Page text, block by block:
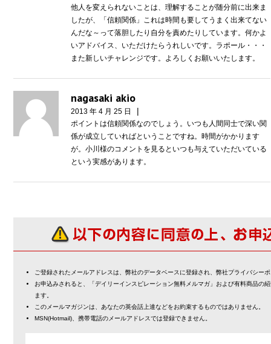
他人を変えられないことは、理解することが随分前に出来ま
したが、「信頼関係」これは時間も要してうまく出来てない
んだな～って落胆したり自分を責めたりしています。何かよ
いアドバイス、いただけたらうれしいです。ラポール・・・
また新しいチャレンジです。よろしくお願いいたします。
nagasaki akio
2013 年 4 月 25 日 |
ポイントは信頼関係なのでしょう。いつも人間同士で深い関
係が成立していればということですね。時間がかかります
が。小川様のコメントを見るといつも与えていただいている
という実感があります。
ご登録されたメールアドレスは、弊社のデータベースに登録され、弊社プライバシー
お申込みされると、「デイリーインスピレーション無料メルマガ」および有料商品の
ます。
このメールマガジンは、あなたの英会話上達などをお約束するものではありません。
MSN(Hotmail)、携帯電話のメールアドレスでは登録できません。